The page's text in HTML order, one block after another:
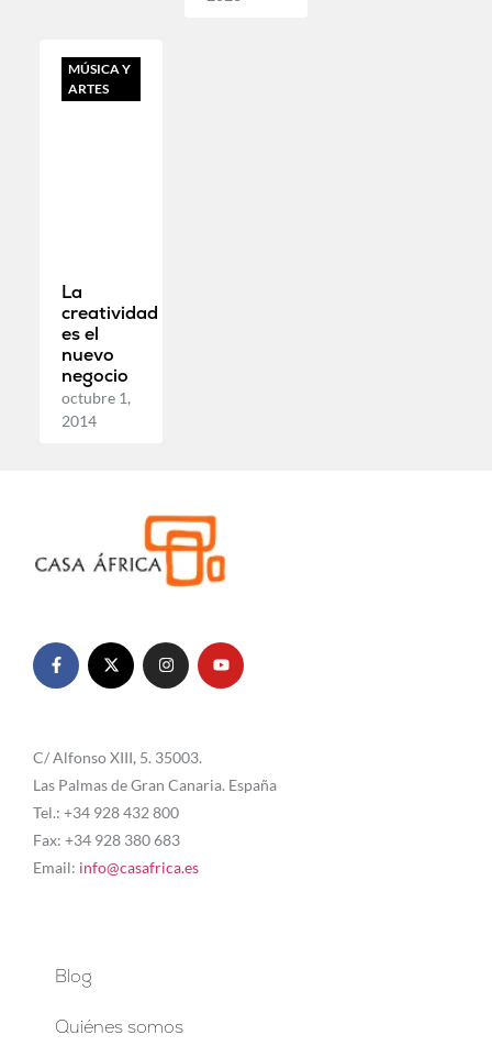
MÚSICA Y
ARTES
La
creatividad
es el
nuevo
negocio
octubre 1,
2014
C/ Alfonso XIII, 5. 35003.
Las Palmas de Gran Canaria. España
Tel.: +34 928 432 800
Fax: +34 928 380 683
Email: info@casafrica.es
Blog
Quiénes somos